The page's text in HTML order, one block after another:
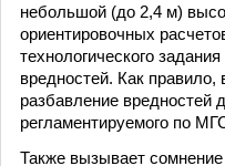
небольшой (до 2,4 м)
ориентировочных
технологического
вредностей. Как
разбавление
регламентируемого по
Также вызывает